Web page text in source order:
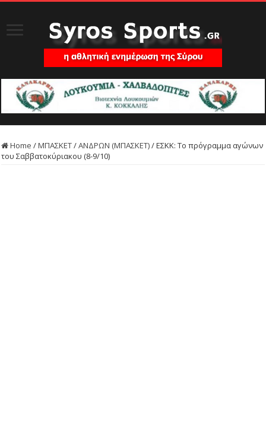
Home /ΜΠΑΣΚΕΤ/ΑΝΔΡΩΝ (ΜΠΑΣΚΕΤ)/ΕΣΚΚ: Το πρόγραμμα αγώνων
του Σαββατοκύριακου (8-9/10)